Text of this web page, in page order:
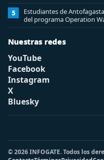
5
Estudiantes de
del programa Operation
Nuestras redes
YouTube
Facebook
Instagram
X
Bluesky
© 2026 INFOGATE. Todos los